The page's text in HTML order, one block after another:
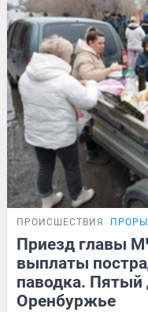
ПРОИСШЕСТВИЯ
Приезд главы
выплаты
паводка. Пятый
Оренбуржье